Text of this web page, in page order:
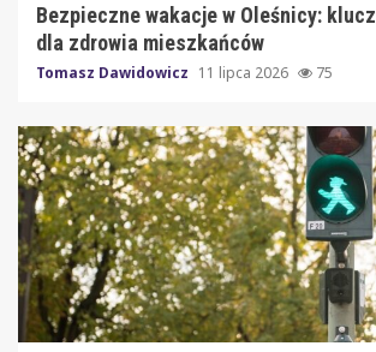
Bezpieczne wakacje w Oleśnicy:
dla zdrowia mieszkańców
Tomasz Dawidowicz 11 lipca 2026 75